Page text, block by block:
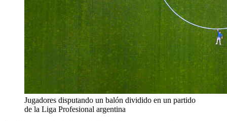
Jugadores disputando un balón dividido en un partido
de la Liga Profesional argentina